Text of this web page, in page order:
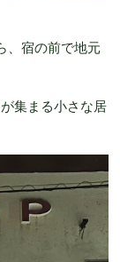
、宿の前で地元
集まる小さな居